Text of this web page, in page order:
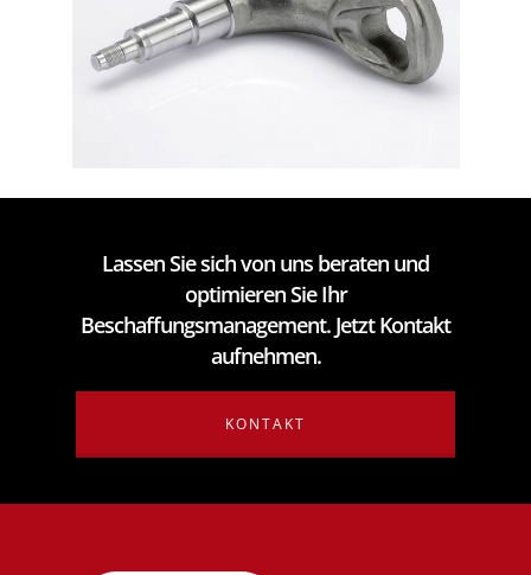
Lassen Sie sich von uns beraten und
optimieren Sie Ihr
Beschaffungsmanagement. Jetzt Kontakt
aufnehmen.
KONTAKT